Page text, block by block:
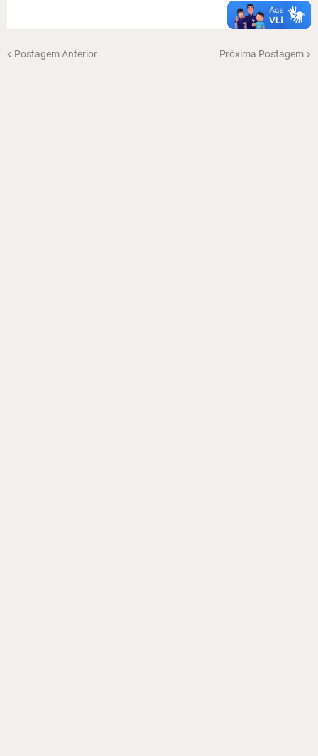
Postagem Anterior Próxima Postagem